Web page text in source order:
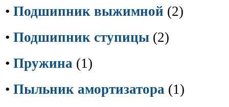
• Подшипник выжимной (2)
• Подшипник ступицы (2)
• Пружина (1)
• Пыльник амортизатора (1)